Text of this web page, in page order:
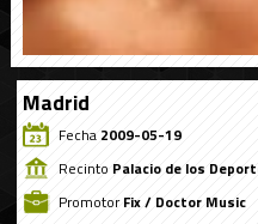
Madrid
Fecha 2009-05-19
Recinto Palacio de los
PromotorFix / Doctor Music